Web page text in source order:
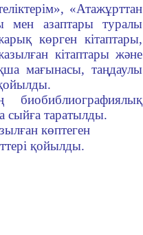
«Атажұрттан
мен азаптары туралы
көрген кітаптары,
кітаптары және
мағынасы, таңдаулы
сыйға таратылды.
көптеген
қойылды.